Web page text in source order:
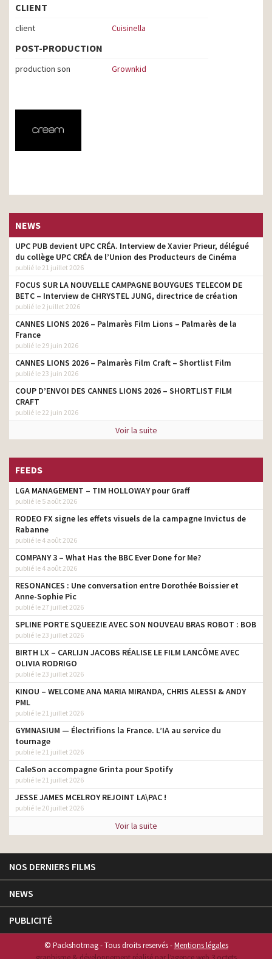
CLIENT
client Cuisinella
POST-PRODUCTION
production son Grownkid
NEWS
UPC PUB devient UPC CRÉA. Interview de Xavier Prieur, délégué
du collège UPC CRÉA de l’Union des Producteurs de Cinéma
publié le 21 juillet 2026
FOCUS SUR LA NOUVELLE CAMPAGNE BOUYGUES TELECOM DE
BETC – Interview de CHRYSTEL JUNG, directrice de création
publié le 2 juillet 2026
CANNES LIONS 2026 – Palmarès Film Lions – Palmarès de la
France
publié le 29 juin 2026
CANNES LIONS 2026 – Palmarès Film Craft – Shortlist Film
publié le 23 juin 2026
COUP D’ENVOI DES CANNES LIONS 2026 – SHORTLIST FILM
CRAFT
publié le 22 juin 2026
Voir la suite
FEEDS
LGA MANAGEMENT – TIM HOLLOWAY pour Graff
publié le 5 août 2026
RODEO FX signe les effets visuels de la campagne Invictus de
Rabanne
publié le 4 août 2026
COMPANY 3 – What Has the BBC Ever Done for Me?
publié le 4 août 2026
RESONANCES : Une conversation entre Dorothée Boissier et
Anne-Sophie Pic
publié le 27 juillet 2026
SPLINE PORTE SQUEEZIE AVEC SON NOUVEAU BRAS ROBOT : BOB
publié le 23 juillet 2026
BIRTH LX – CARLIJN JACOBS RÉALISE LE FILM LANCÔME AVEC
OLIVIA RODRIGO
publié le 23 juillet 2026
KINOU – WELCOME ANA MARIA MIRANDA, CHRIS ALESSI & ANDY
PML
publié le 21 juillet 2026
GYMNASIUM — Électrifions la France. L’IA au service du
tournage
publié le 21 juillet 2026
CaleSon accompagne Grinta pour Spotify
publié le 21 juillet 2026
JESSE JAMES MCELROY REJOINT LA\PAC !
publié le 20 juillet 2026
Voir la suite
NOS DERNIERS FILMS
NEWS
PUBLICITÉ
© Packshotmag - Tous droits reservés -Mentions légales